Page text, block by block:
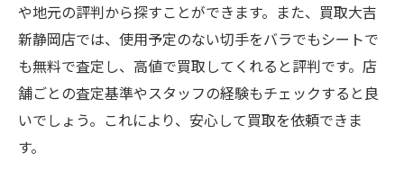
や地元の評判から探すことができます。また、買取大吉
新静岡店では、使用予定のない切手をバラでもシートで
も無料で査定し、高値で買取してくれると評判です。店
舗ごとの査定基準やスタッフの経験もチェックすると良
いでしょう。これにより、安心して買取を依頼できま
す。